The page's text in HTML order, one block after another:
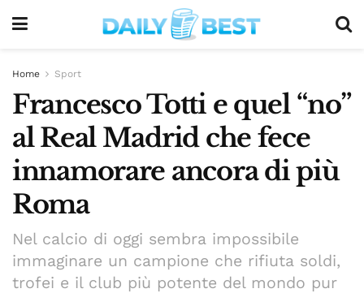
Home Sport
Francesco Totti e quel “no”
al Real Madrid che fece
innamorare ancora di più
Roma
Nel calcio di oggi sembra impossibile
immaginare un campione che rifiuta soldi,
trofei e il club più potente del mondo pur